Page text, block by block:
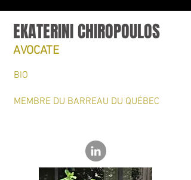
EKATERINI CHIROPOULOS
AVOCATE
BIO
MEMBRE DU BARREAU DU QUÉBEC